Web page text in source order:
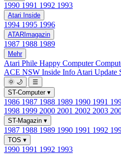
1990 1991 1992 1993
Atari Inside
1994 1995 1996
ATARImagazin
1987 1988 1989
Mehr
Atari Phile Happy Computer
ACE NSW Inside Info Atari Update
🌞 🌙
☰
ST-Computer ▾
1986 1987 1988 1989 1990 1991
1998 1999 2000 2001 2002 2003
ST-Magazin ▾
1987 1988 1989 1990 1991 1992
TOS ▾
1990 1991 1992 1993